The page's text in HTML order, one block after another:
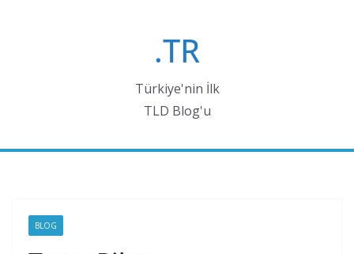
.TR
Türkiye'nin İlk
TLD Blog'u
BLOG